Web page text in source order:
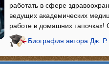
работать в сфере
ведущих академических
работе в домашних тапочках!
Биография автора Дж.